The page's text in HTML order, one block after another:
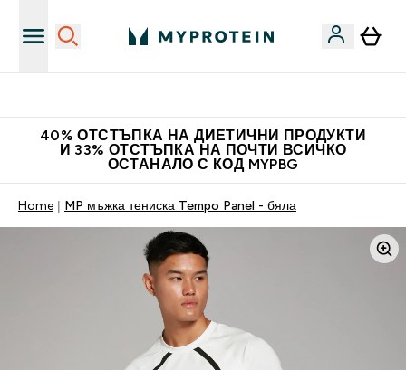
40% ОТСТЪПКА НА ДИЕТИЧНИ ПРОДУКТИ
И 33% ОТСТЪПКА НА ПОЧТИ ВСИЧКО
ОСТАНАЛО С КОД MYPBG
Home MP мъжка тениска Tempo Panel - бяла